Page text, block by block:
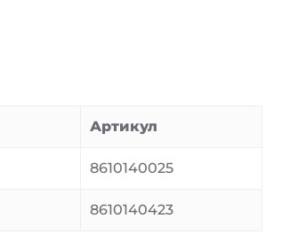
Артикул
8610140025
8610140423